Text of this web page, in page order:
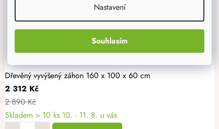
Nastavení
Souhlasím
Dřevěný vyvýšený záhon 160 x 100 x 60 cm
2 312 Kč
2 890 Kč
Skladem > 10 ks 10. - 11. 8. u vás